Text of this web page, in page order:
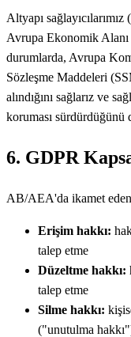
Altyapı
Avrupa Ekonomik
durumlarda, Avrupa
Sözleşme Maddeleri
alındığını sağlarız ve
koruması sürdürdüğünü
6. GDPR
AB/AEA'da ikamet
Erişim hakkı:
talep etme
Düzeltme hakkı:
talep etme
Silme hakkı:
("unutulma